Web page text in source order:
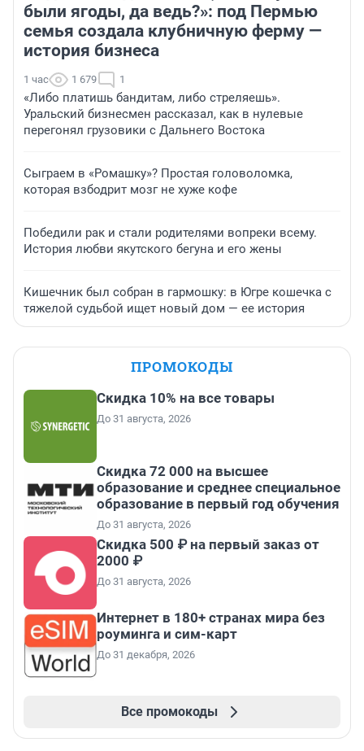
были ягоды, да ведь?»: под Пермью
семья создала клубничную ферму —
история бизнеса
1 час 1 679 1
«Либо платишь бандитам, либо стреляешь».
Уральский бизнесмен рассказал, как в нулевые
перегонял грузовики с Дальнего Востока
Сыграем в «Ромашку»? Простая головоломка,
которая взбодрит мозг не хуже кофе
Победили рак и стали родителями вопреки всему.
История любви якутского бегуна и его жены
Кишечник был собран в гармошку: в Югре кошечка с
тяжелой судьбой ищет новый дом — ее история
ПРОМОКОДЫ
Скидка 10% на все товары
До 31 августа, 2026
Скидка 72 000 на высшее
образование и среднее специальное
образование в первый год обучения
До 31 августа, 2026
Скидка 500 ₽ на первый заказ от
2000 ₽
До 31 августа, 2026
Интернет в 180+ странах мира без
роуминга и сим-карт
До 31 декабря, 2026
Все промокоды